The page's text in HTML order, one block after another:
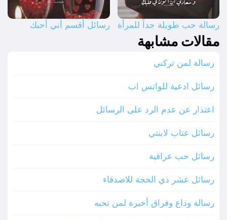
رسالة حب طويلة جداً للمرأة رسائل أقسم أني أحبك
مقالات مشابهة
رسالة لمن تركني
رسائل ادعية للواتس اب
اعتذار عن عدم الرد على الرسائل
رسائل عتاب لابنتي
رسائل حب عراقية
رسائل عشر ذي الحجة للاصدقاء
رسالة وداع وفراق أخيرة لمن تحبه